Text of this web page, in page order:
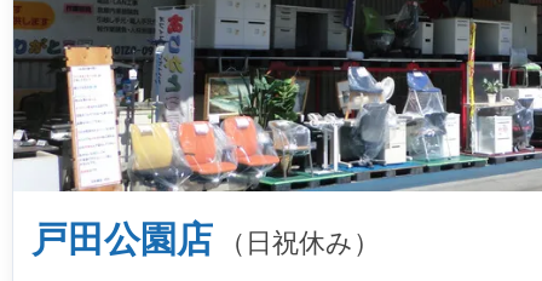
戸田公園店 （日祝休み）